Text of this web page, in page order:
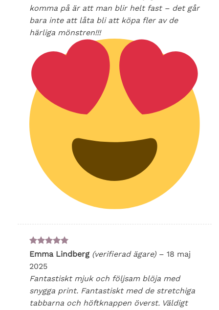
komma på är att man blir helt fast – det går
bara inte att låta bli att köpa fler av de
härliga mönstren!!!
Betygsatt5
Emma Lindberg (verifierad ägare) – 18 maj
2025
Fantastiskt mjuk och följsam blöja med
snygga print. Fantastiskt med de stretchiga
tabbarna och höftknappen överst. Väldigt